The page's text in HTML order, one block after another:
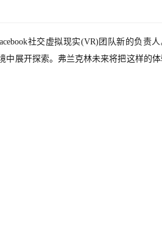
社交虚拟现实(VR)团队新的负责
中展开探索。弗兰克林未来将把这样的